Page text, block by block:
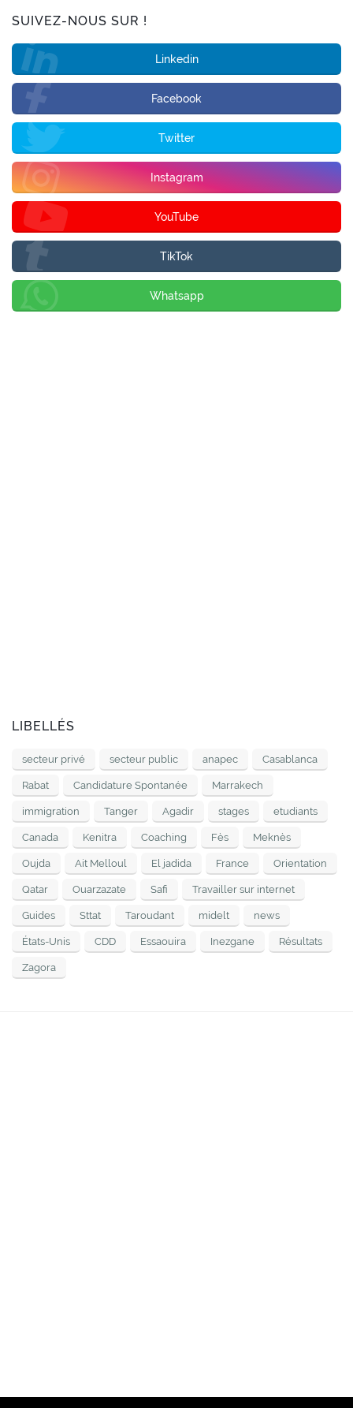
SUIVEZ-NOUS SUR !
Linkedin
Facebook
Twitter
Instagram
YouTube
TikTok
Whatsapp
LIBELLÉS
secteur privé secteur public anapec Casablanca
Rabat Candidature Spontanée Marrakech
immigration Tanger Agadir stages etudiants
Canada Kenitra Coaching Fès Meknès
Oujda Ait Melloul El jadida France Orientation
Qatar Ouarzazate Safi Travailler sur internet
Guides Sttat Taroudant midelt news
États-Unis CDD Essaouira Inezgane Résultats
Zagora